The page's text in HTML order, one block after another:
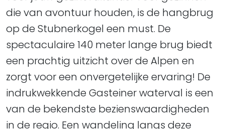
die van avontuur houden, is de hangbrug
op de Stubnerkogel een must. De
spectaculaire 140 meter lange brug biedt
een prachtig uitzicht over de Alpen en
zorgt voor een onvergetelijke ervaring! De
indrukwekkende Gasteiner waterval is een
van de bekendste bezienswaardigheden
in de regio. Een wandeling langs deze